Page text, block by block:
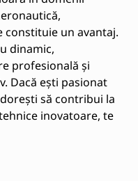
un avantaj.
dinamic,
profesională și
Dacă ești pasionat
să contribui la
inovatoare, te